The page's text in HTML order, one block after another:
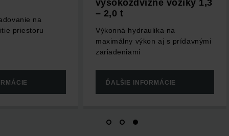
na
priestoru
vysokozdvižné vozíky 1,3
– 2,0 t
Výkonná hydraulika na
maximálny výkon aj s prídavnými
zariadeniami
ĎALŠIE INFORMÁCIE